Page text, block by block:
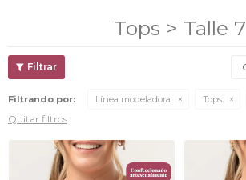
Tops > Talle 7
Filtrando por: Línea modeladora Tops
Quitar filtros